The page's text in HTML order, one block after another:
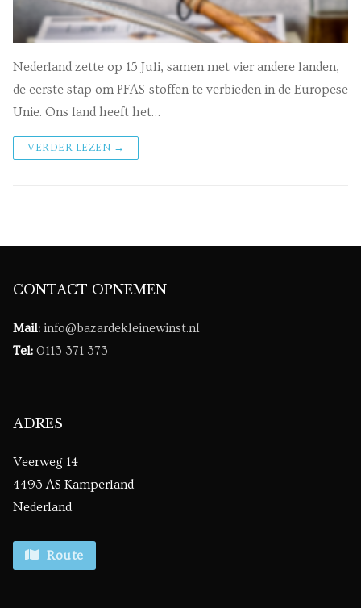
Nederland zette op 15 Juli, samen met vier andere landen,
de eerste stap om PFAS-stoffen te verbieden in de Europese
Unie. Ons land heeft het…
VERDER LEZEN →
CONTACT OPNEMEN
Mail: info@bazardekleinewinst.nl
Tel: 0113 371 373
ADRES
Veerweg 14
4493 AS Kamperland
Nederland
Route